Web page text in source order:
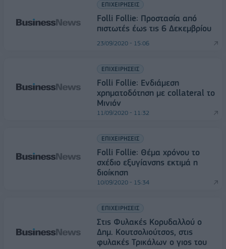
ΕΠΙΧΕΙΡΗΣΕΙΣ
Folli Follie: Προστασία από
πιστωτές έως τις 6 Δεκεμβρίου
23/09/2020 - 15:06
ΕΠΙΧΕΙΡΗΣΕΙΣ
Folli Follie: Ενδιάμεση
χρηματοδότηση με collateral το
Μινιόν
11/09/2020 - 11:32
ΕΠΙΧΕΙΡΗΣΕΙΣ
Folli Follie: Θέμα χρόνου το
σχέδιο εξυγίανσης εκτιμά η
διοίκηση
10/09/2020 - 15:34
ΕΠΙΧΕΙΡΗΣΕΙΣ
Στις Φυλακές Κορυδαλλού ο
Δημ. Κουτσολιούτσος, στις
φυλακές Τρικάλων ο γιος του